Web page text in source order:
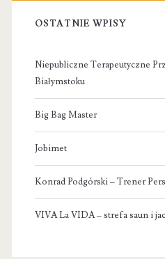
OSTATNIE WPISY
Niepubliczne Terapeutyczne
Białymstoku
Big Bag Master
Jobimet
Konrad Podgórski – Trener
VIVA La VIDA – strefa saun i